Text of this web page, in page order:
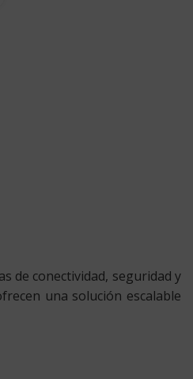
de conectividad, seguridad y
una solución escalable